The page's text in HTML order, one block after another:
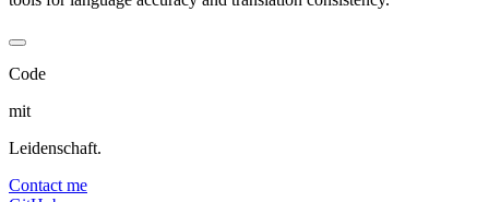
Code
mit
Leidenschaft.
Contact me